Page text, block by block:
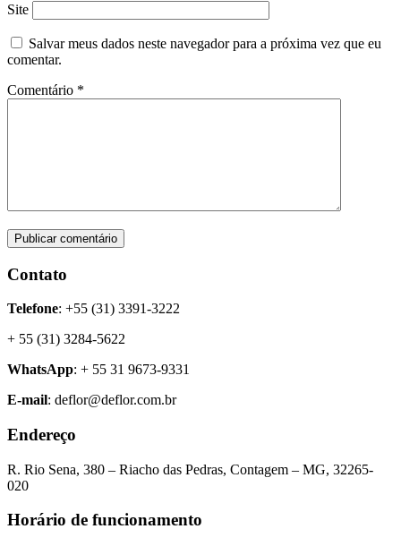
Site
Salvar meus dados neste navegador para a próxima vez que eu
comentar.
Comentário *
Contato
Telefone: +55 (31) 3391-3222
+ 55 (31) 3284-5622
WhatsApp: + 55 31 9673-9331
E-mail: deflor@deflor.com.br
Endereço
R. Rio Sena, 380 – Riacho das Pedras, Contagem – MG, 32265-
020
Horário de funcionamento